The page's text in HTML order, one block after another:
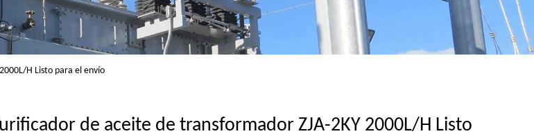
H Listo para el envío
de aceite de transformador ZJA-2KY 2000L/H Listo